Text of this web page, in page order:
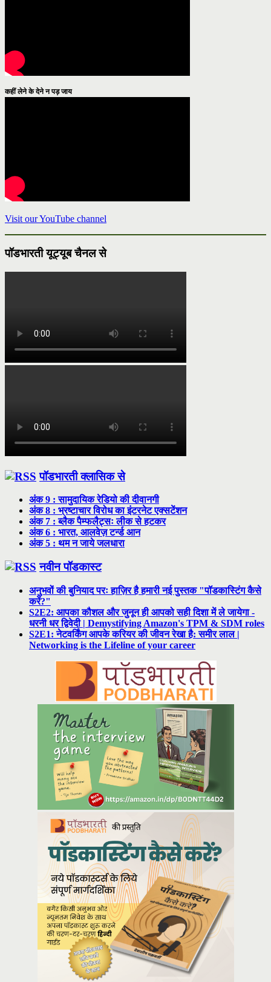
कहीं लेने के देने न पड़ जाय
Visit our YouTube channel
पॉडभारती यूट्यूब चैनल से
पॉडभारती क्लासिक से
अंक 9 : सामुदायिक रेडियो की दीवानगी
अंक 8 : भ्रष्टाचार विरोध का इंटरनेट एक्सटेंशन
अंक 7 : ब्लैक पैम्फलैट्सः लीक से हटकर
अंक 6 : भारत, आलवेज़ टर्न्ड आन
अंक 5 : थम न जाये जलधारा
नवीन पॉडकास्ट
अनुभवों की बुनियाद परः हाज़िर है हमारी नई पुस्तक "पॉडकास्टिंग कैसे
करें?"
S2E2: आपका कौशल और जुनून ही आपको सही दिशा में ले जायेगा -
धरनी धर द्विवेदी | Demystifying Amazon's TPM & SDM roles
S2E1: नेटवर्किंग आपके करियर की जीवन रेखा है: समीर लाल |
Networking is the Lifeline of your career